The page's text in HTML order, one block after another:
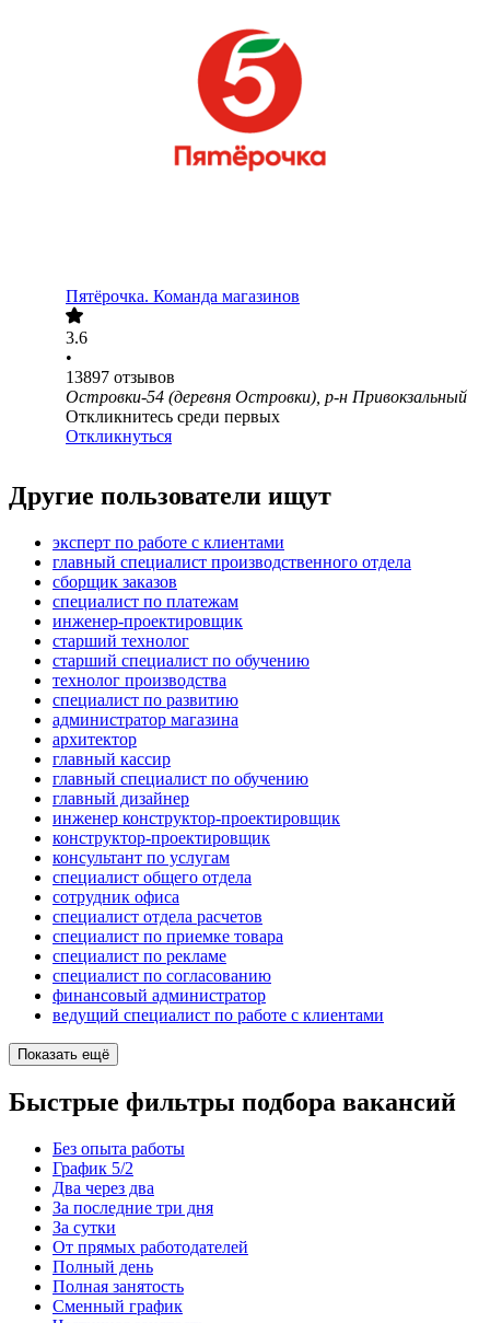
Пятёрочка. Команда магазинов
3.6
•
13897 отзывов
Островки-54 (деревня Островки), р-н Привокзальный
Откликнитесь среди первых
Откликнуться
Другие пользователи ищут
эксперт по работе с клиентами
главный специалист производственного отдела
сборщик заказов
специалист по платежам
инженер-проектировщик
старший технолог
старший специалист по обучению
технолог производства
специалист по развитию
администратор магазина
архитектор
главный кассир
главный специалист по обучению
главный дизайнер
инженер конструктор-проектировщик
конструктор-проектировщик
консультант по услугам
специалист общего отдела
сотрудник офиса
специалист отдела расчетов
специалист по приемке товара
специалист по рекламе
специалист по согласованию
финансовый администратор
ведущий специалист по работе с клиентами
Показать ещё
Быстрые фильтры подбора вакансий
Без опыта работы
График 5/2
Два через два
За последние три дня
За сутки
От прямых работодателей
Полный день
Полная занятость
Сменный график